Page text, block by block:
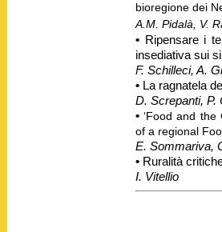
bioregione dei
A.M. Pidalà, V.
• Ripensare i
insediativa sui
F. Schilleci, A.
• La ragnatela
D. Screpanti, P.
•‘Food and the
of a regional
E. Sommariva,
• Ruralità
I. Vitellio